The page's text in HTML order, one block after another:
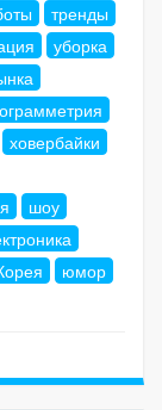
тренды
уборка
ховербайки
шоу
юмор